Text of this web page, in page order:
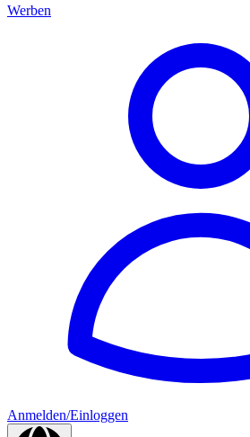
Werben
Anmelden/Einloggen